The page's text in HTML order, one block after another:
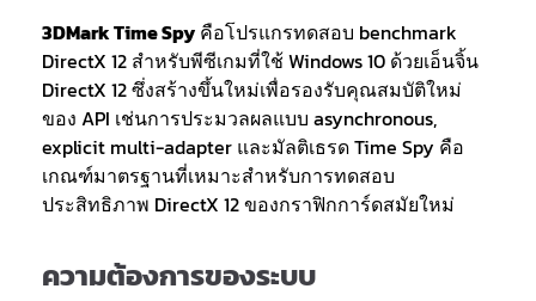
3DMark Time Spy คือโปรแกรทดสอบ benchmark
DirectX 12 สำหรับพีซีเกมที่ใช้ Windows 10 ด้วยเอ็นจิ้น
DirectX 12 ซึ่งสร้างขึ้นใหม่เพื่อรองรับคุณสมบัติใหม่
ของ API เช่นการประมวลผลแบบ asynchronous,
explicit multi-adapter และมัลติเธรด Time Spy คือ
เกณฑ์มาตรฐานที่เหมาะสำหรับการทดสอบ
ประสิทธิภาพ DirectX 12 ของกราฟิกการ์ดสมัยใหม่
ความต้องการของระบบ